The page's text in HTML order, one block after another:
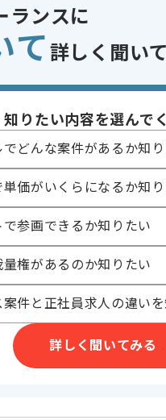
ること
SaaS、開発者向けSaaS、
ジニアまたはSolutions
連携、クラウド設定、アラー
用いた業務改善経験
資料や比較資料の作成経験
はオンボーディング支援経験
持ちであれば申し込み可能なケー
セキュリティ
活躍中 , 30代活躍中 , 長期プ
わっていただきます。
ランスに
て 詳しく聞い
知りたい内容を選んで
でどんな案件があるか知
単価がいくらになるか知
で参画できるか知りたい
量権があるのか知りたい
案件と正社員求人の違い
詳しく聞いてみる